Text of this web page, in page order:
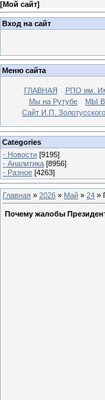
[Мой сайт]
Вход на сайт
Меню сайта
ГЛАВНАЯ РПО им.
Мы на Рутубе
МЫ
Сайт И.П. Золотусского
Categories
- Новости [9195]
- Аналитика [8956]
- Разное [4263]
Главная » 2026 » Май » 24 »
Почему жалобы